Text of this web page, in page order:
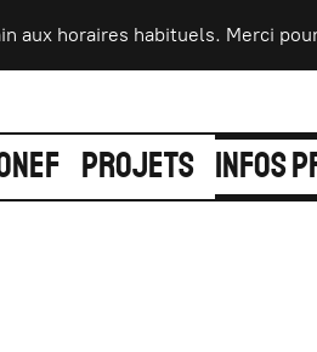
horaires habituels. Merci pour
PROJETS INFOS